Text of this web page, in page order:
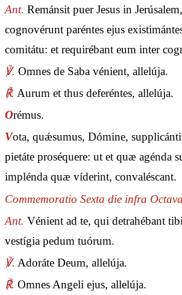
Ant. Remánsit puer Jesus in
cognovérunt paréntes ejus
comitátu: et requirébant eum inter
℣. Omnes de Saba vénient, allelúja.
℟. Aurum et thus deferéntes, allelúja.
Orémus.
Vota, quǽsumus, Dómine,
pietáte proséquere: ut et quæ agénda
implénda quæ víderint, convaléscant.
Commemoratio Sexta die infra
Ant. Vénient ad te, qui detrahébant
vestígia pedum tuórum.
℣. Adoráte Deum, allelúja.
℟. Omnes Angeli ejus, allelúja.